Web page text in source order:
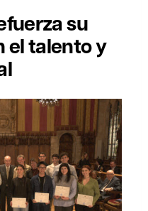
su
el talento y